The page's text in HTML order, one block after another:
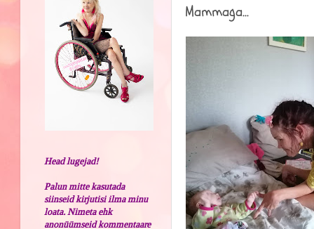
Mammaga...
Head lugejad!
Palun mitte kasutada
siinseid kirjutisi ilma minu
loata. Nimeta ehk
anonüümseid kommentaare